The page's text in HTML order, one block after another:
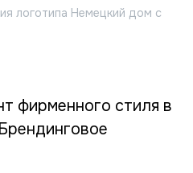
логотипа Немецкий дом с